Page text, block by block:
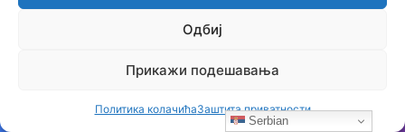
Одбиј
Прикажи подешавања
Политика колачићаЗаштита приватности
Serbian